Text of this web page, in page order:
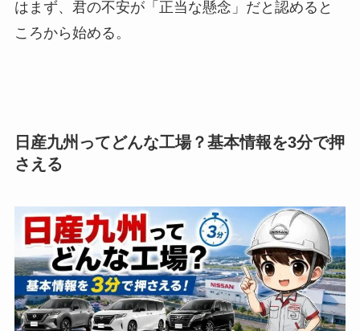
はまず、君の不安が「正当な懸念」だと認めると
ころから始める。
日産九州ってどんな工場？基本情報を3分で押
さえる